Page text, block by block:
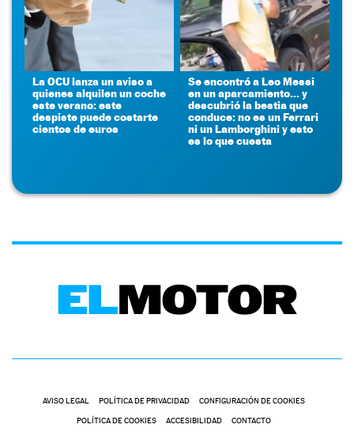
La OCU lanza un aviso a
quienes alquilen un coche
este verano: este
despiste puede costarte
cientos de euros
Se encontró a Leo Messi
en un aparcamiento... y
descubrió la bestia que
conduce: no es un Ferrari
ni un Lamborghini y esto
es lo que cuesta
AVISO LEGAL POLÍTICA DE PRIVACIDAD CONFIGURACIÓN DE COOKIES
POLÍTICA DE COOKIES ACCESIBILIDAD CONTACTO